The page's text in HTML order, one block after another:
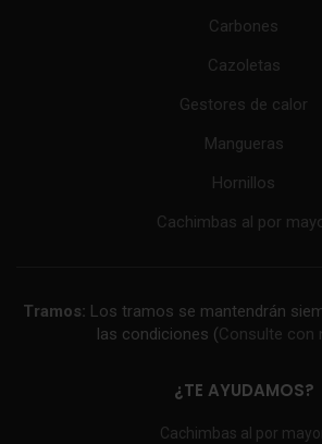
Carbones
Cazoletas
Gestores de calor
Mangueras
Hornillos
Cachimbas al por
Tramos: Los tramos se mantendrán
las condiciones (Consulte con
¿TE AYUDAMOS?
Cachimbas al por